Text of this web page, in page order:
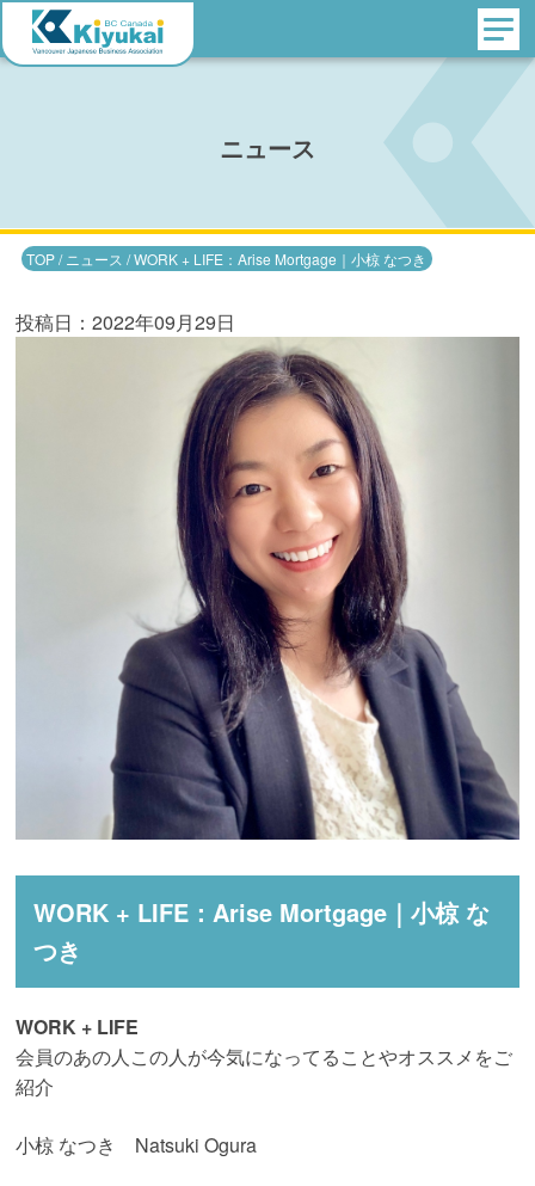
ニュース
TOP/ ニュース /WORK + LIFE：Arise Mortgage｜小椋 なつき
投稿日：2022年09月29日
WORK + LIFE：Arise Mortgage｜小椋 な
つき
WORK + LIFE
会員のあの人この人が今気になってることやオススメをご
紹介
小椋 なつき Natsuki Ogura